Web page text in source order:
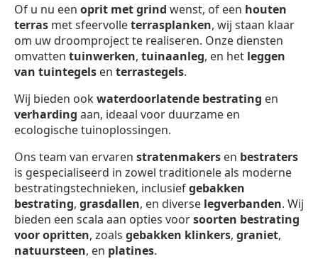
Of u nu een oprit met grind wenst, of een houten
terras met sfeervolleterrasplanken, wij staan klaar
om uw droomproject te realiseren. Onze diensten
omvatten tuinwerken, tuinaanleg, en het leggen
van tuintegels en terrastegels.
Wij bieden ookwaterdoorlatende bestrating en
verharding aan, ideaal voor duurzame en
ecologische tuinoplossingen.
Ons team van ervaren stratenmakers en bestraters
is gespecialiseerd in zowel traditionele als moderne
bestratingstechnieken, inclusiefgebakken
bestrating, grasdallen, en diverse legverbanden. Wij
bieden een scala aan opties voorsoorten bestrating
voor opritten, zoals gebakken klinkers, graniet,
natuursteen, en platines.